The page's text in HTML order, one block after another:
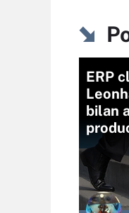
ERP
bilan